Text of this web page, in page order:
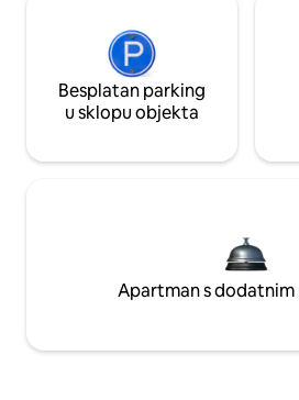
Besplatan parking
u sklopu objekta
Apartman s dodatnim